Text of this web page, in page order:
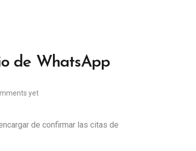
de WhatsApp
yet
de confirmar las citas de